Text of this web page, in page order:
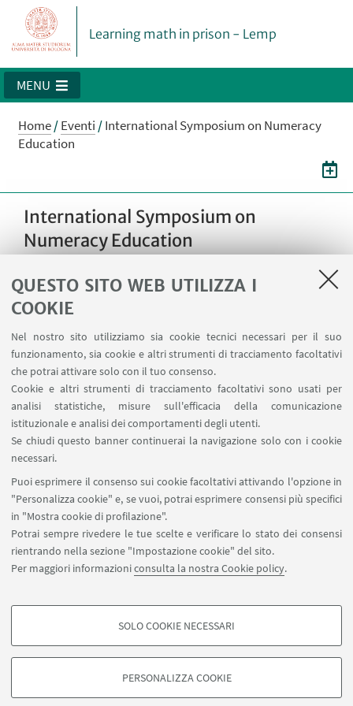
QUESTO SITO WEB UTILIZZA I
COOKIE
Nel nostro sito utilizziamo sia cookie tecnici necessari per il suo
funzionamento, sia cookie e altri strumenti di tracciamento facoltativi
che potrai attivare solo con il tuo consenso.
Cookie e altri strumenti di tracciamento facoltativi sono usati per
analisi statistiche, misure sull'efficacia della comunicazione
istituzionale e analisi dei comportamenti degli utenti.
Se chiudi questo banner continuerai la navigazione solo con i cookie
necessari.
Puoi esprimere il consenso sui cookie facoltativi attivando l'opzione in
"Personalizza cookie" e, se vuoi, potrai esprimere consensi più specifici
in "Mostra cookie di profilazione".
Potrai sempre rivedere le tue scelte e verificare lo stato dei consensi
rientrando nella sezione "Impostazione cookie" del sito.
Per maggiori informazioniconsulta la nostra Cookie policy.
COOKIE DI PROFILAZIONE - FACOLTATIVI
degli utenti, creare profili in base al loro comportamento sul sito, per analisi
di marketing.
SOLO COOKIE NECESSARI
PERSONALIZZA COOKIE
Learning math in prison - Lemp
MENU
Home/Eventi /International Symposium on Numeracy
Education
International Symposium on
Numeracy Education
20 MARZO - 21MARZO2025
dalle 9:00 alle 18:00
LUOGO: School of Education, University of Galway,
Ireland
TIPO: Conferenza
Presentazione del contributo di ricerca intitolato
education in prison " a cura di ricercatori/ricercatrici
coinvolti/e nel progetto.
luca.decembrotto@unibo.it